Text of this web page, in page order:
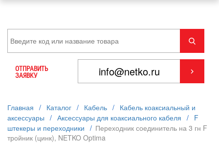
ОТПРАВИТЬ
ЗАЯВКУ
Главная / Каталог / Кабель / Кабель коаксиальный и
аксессуары / Аксессуары для коаксиального кабеля / F
штекеры и переходники / Переходник соединитель на 3 гн F
тройник (цинк), NETKO Optima